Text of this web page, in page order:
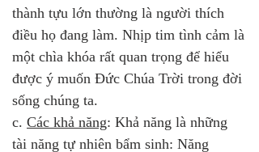
thành tựu lớn thường là người thích
điều họ đang làm. Nhịp tim tình cảm là
một chìa khóa rất quan trọng để hiểu
được ý muốn Đức Chúa Trời trong đời
sống chúng ta.
c. Các khả năng: Khả năng là những
tài năng tự nhiên bẩm sinh: Năng